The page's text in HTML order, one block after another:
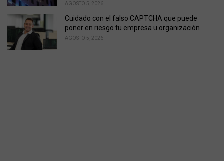
AGOSTO 5, 2026
Cuidado con el falso CAPTCHA que puede
poner en riesgo tu empresa u organización
AGOSTO 5, 2026